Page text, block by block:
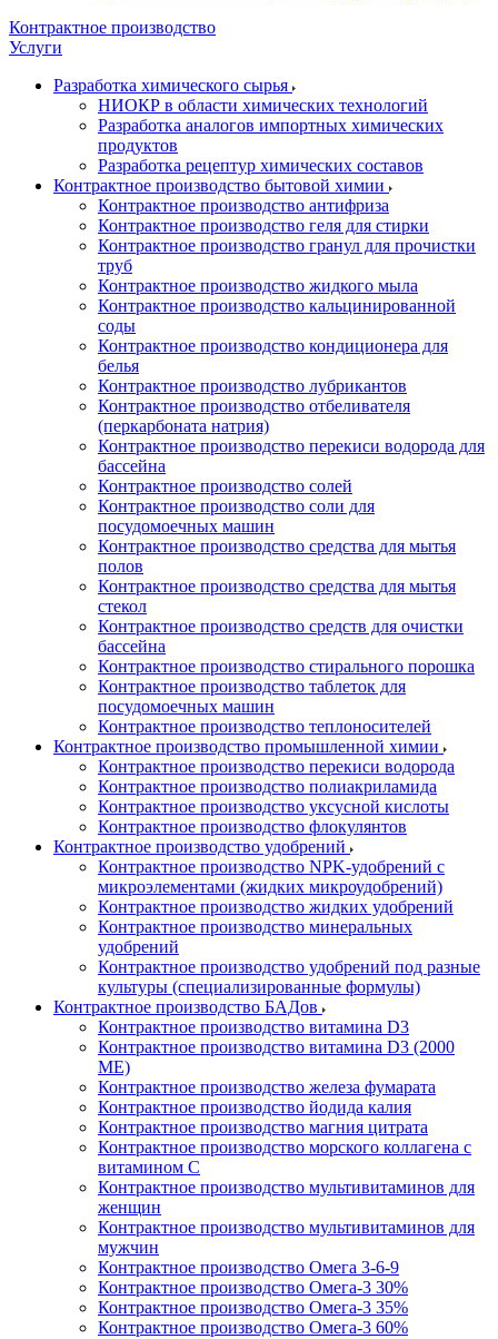
Контрактное производство
Услуги
Разработка химического сырья
НИОКР в области химических технологий
Разработка аналогов импортных химических
продуктов
Разработка рецептур химических составов
Контрактное производство бытовой химии
Контрактное производство антифриза
Контрактное производство геля для стирки
Контрактное производство гранул для прочистки
труб
Контрактное производство жидкого мыла
Контрактное производство кальцинированной
соды
Контрактное производство кондиционера для
белья
Контрактное производство лубрикантов
Контрактное производство отбеливателя
(перкарбоната натрия)
Контрактное производство перекиси водорода для
бассейна
Контрактное производство солей
Контрактное производство соли для
посудомоечных машин
Контрактное производство средства для мытья
полов
Контрактное производство средства для мытья
стекол
Контрактное производство средств для очистки
бассейна
Контрактное производство стирального порошка
Контрактное производство таблеток для
посудомоечных машин
Контрактное производство теплоносителей
Контрактное производство промышленной химии
Контрактное производство перекиси водорода
Контрактное производство полиакриламида
Контрактное производство уксусной кислоты
Контрактное производство флокулянтов
Контрактное производство удобрений
Контрактное производство NPK-удобрений с
микроэлементами (жидких микроудобрений)
Контрактное производство жидких удобрений
Контрактное производство минеральных
удобрений
Контрактное производство удобрений под разные
культуры (специализированные формулы)
Контрактное производство БАДов
Контрактное производство витамина D3
Контрактное производство витамина D3 (2000
МЕ)
Контрактное производство железа фумарата
Контрактное производство йодида калия
Контрактное производство магния цитрата
Контрактное производство морского коллагена с
витамином С
Контрактное производство мультивитаминов для
женщин
Контрактное производство мультивитаминов для
мужчин
Контрактное производство Омега 3-6-9
Контрактное производство Омега-3 30%
Контрактное производство Омега-3 35%
Контрактное производство Омега-3 60%